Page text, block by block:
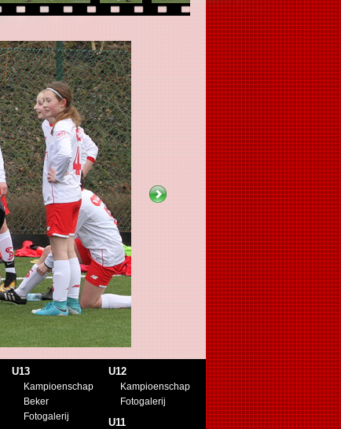
U13
Kampioenschap
Beker
Fotogalerij
U12
Kampioenschap
Fotogalerij
U11